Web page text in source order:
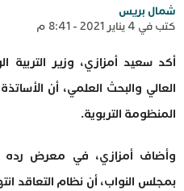
شمال بريس
كتب في 4 يناير 2021 - 8:41 م
أكد سعيد أمزازي، وزير التربية
العالي والبحث العلمي، أن
المنظومة التربوية.
وأضاف أمزازي، في معرض